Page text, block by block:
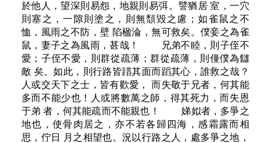
於他人，望深則易怨，地親則易弭。譬猶居 室，一穴
則塞之，一隙則塗之，則無頹毀之慮；如雀鼠之不
恤，風雨之不防，壁 陷楹淪，無可救矣。僕妾之為雀
鼠，妻子之為風雨，甚哉！ 兄弟不睦，則子侄不
愛；子侄不愛，則群從疏薄；群從疏薄，則僮僕為讎
敵 矣。如此，則行路皆踖其面而蹈其心，誰救之哉？
人或交天下之士，皆有歡愛， 而失敬于兄者，何其能
多而不能少也！人或將數萬之師，得其死力，而失恩
于弟 者，何其能疏而不能親也！ 娣姒者，多爭之
地也，使骨肉居之，亦不若各歸四海，感霜露而相
思，佇日 月之相望也。況以行路之人，處多爭之地，